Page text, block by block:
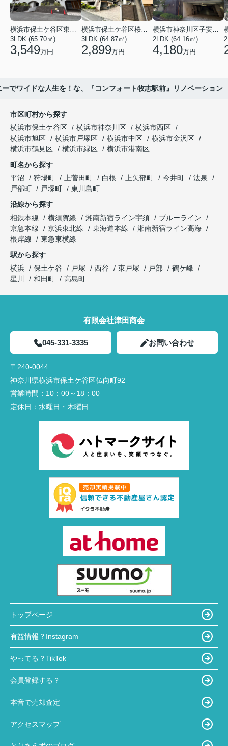
横浜市保土ケ谷区東川島町
3LDK (65.70㎡)
3,549万円
横浜市保土ケ谷区桜ケ丘２丁目
3LDK (64.87㎡)
2,899万円
横浜市神奈川区子安台２丁目
2LDK (64.16㎡)
4,180万円
でワイドな人生を！な、『コンフォート牧志駅前』リノベーション
市区町村から探す
横浜市保土ケ谷区
横浜市神奈川区
横浜市西区
横浜市旭区
横浜市戸塚区 横浜市中区
横浜市金沢区
横浜市鶴見区
横浜市緑区
横浜市港南区
町名から探す
平沼
狩場町 上菅田町 白根 上矢部町 今井町
法泉
戸部町
戸塚町
東川島町
沿線から探す
相鉄本線
横須賀線 湘南新宿ライン宇須
ブルーライン
京急本線
京浜東北線 東海道本線
湘南新宿ライン高海
根岸線
東急東横線
駅から探す
横浜
保土ケ谷 戸塚 西谷 東戸塚 戸部
鶴ケ峰
星川
和田町 高島町
有限会社津田商会
045-331-3335 お問い合わせ
〒240-0044
神奈川県横浜市保土ケ谷区仏向町92
営業時間： 10：00～18：00
定休日： 水曜日・木曜日
トップページ
有益情報？Instagram
やってる？TikTok
会員登録する？
本音で売却査定
アクセスマップ